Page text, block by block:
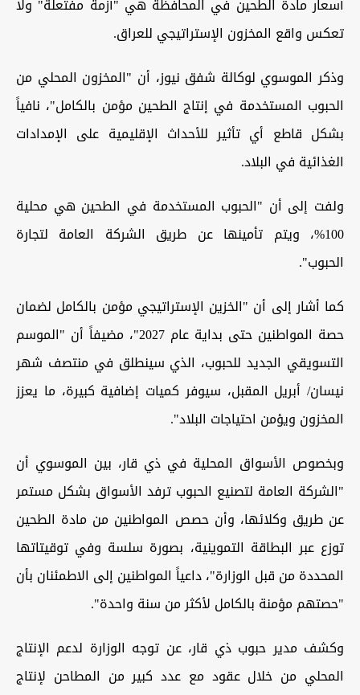
أسعار مادة الطحين في المحافظة هي "أزمة مفتعلة" ولا
تعكس واقع المخزون الإستراتيجي للعراق.
وذكر الموسوي لوكالة شفق نيوز، أن "المخزون المحلي من
الحبوب المستخدمة في إنتاج الطحين مؤمن بالكامل"، نافياً
بشكل قاطع أي تأثير للأحداث الإقليمية على الإمدادات
الغذائية في البلاد.
ولفت إلى أن "الحبوب المستخدمة في الطحين هي محلية
100%، ويتم تأمينها عن طريق الشركة العامة لتجارة
الحبوب".
كما أشار إلى أن "الخزين الإستراتيجي مؤمن بالكامل لضمان
حصة المواطنين حتى بداية عام 2027"، مضيفاً أن "الموسم
التسويقي الجديد للحبوب، الذي سينطلق في منتصف شهر
نيسان/ أبريل المقبل، سيوفر كميات إضافية كبيرة، ما يعزز
المخزون ويؤمن احتياجات البلاد".
وبخصوص الأسواق المحلية في ذي قار، بين الموسوي أن
"الشركة العامة لتصنيع الحبوب ترفد الأسواق بشكل مستمر
عن طريق وكلائها، وأن حصص المواطنين من مادة الطحين
توزع عبر البطاقة التموينية، بصورة سلسة وفي توقيتاتها
المحددة من قبل الوزارة"، داعياً المواطنين إلى الاطمئنان بأن
"حصتهم مؤمنة بالكامل لأكثر من سنة واحدة".
وكشف مدير حبوب ذي قار، عن توجه الوزارة لدعم الإنتاج
المحلي من خلال عقود مع عدد كبير من المطاحن لإنتاج